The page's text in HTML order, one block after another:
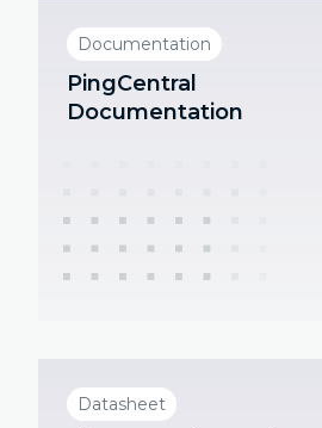
Documentation
PingCentral
Documentation
Datasheet